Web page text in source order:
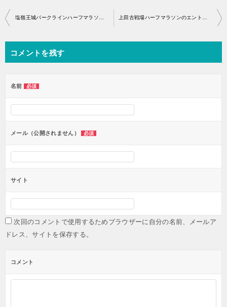
投
稿
ナ
ビ
シ
ョ
ン
コメントを残す
名前 必須
メール（公開されません） 必須
サイト
次回のコメントで使用するためブラウザーに自分の名前、メールア
ドレス、サイトを保存する。
コメント